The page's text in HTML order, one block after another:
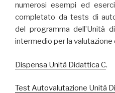
numerosi esempi ed
completato da tests di
del programma dell’Unità
intermedio per la valutazione
Dispensa Unità Didattica C.
Test Autovalutazione Unità